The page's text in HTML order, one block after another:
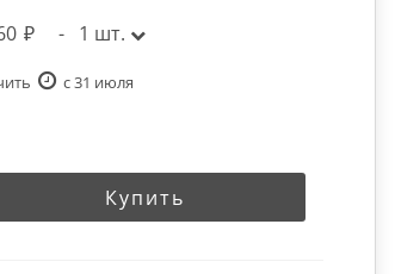
- 1 шт.
c 31 июля
Купить